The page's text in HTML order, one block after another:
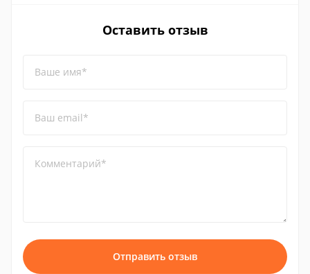
Оставить отзыв
Ваше имя*
Ваш email*
Комментарий*
Отправить отзыв